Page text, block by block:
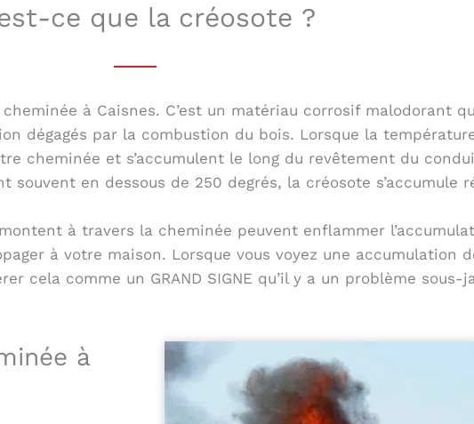
ce que la créosote ?
à Caisnes. C’est un matériau corrosif malodorant
dégagés par la combustion du bois. Lorsque la
cheminée et s’accumulent le long du revêtement du
en dessous de 250 degrés, la créosote s’accumule
à travers la cheminée peuvent enflammer
à votre maison. Lorsque vous voyez une accumulation
cela comme un GRAND SIGNE qu’il y a un problème sous-
à